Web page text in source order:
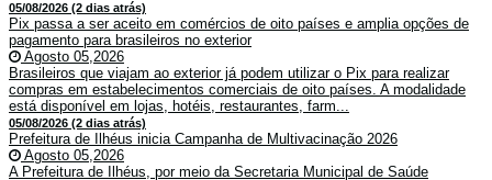
05/08/2026 (2 dias atrás)
Pix passa a ser aceito em comércios de oito países e amplia opções de
pagamento para brasileiros no exterior
Agosto 05,2026
Brasileiros que viajam ao exterior já podem utilizar o Pix para realizar
compras em estabelecimentos comerciais de oito países. A modalidade
está disponível em lojas, hotéis, restaurantes, farm...
05/08/2026 (2 dias atrás)
Prefeitura de Ilhéus inicia Campanha de Multivacinação 2026
Agosto 05,2026
A Prefeitura de Ilhéus, por meio da Secretaria Municipal de Saúde